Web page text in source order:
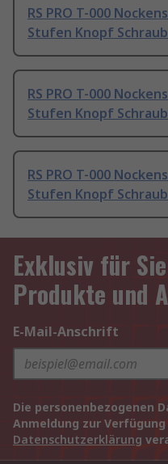
RS PRO T-000
Stufen Knopf
RS PRO T-000
Stufen Knopf
RS PRO T-000
Stufen Knopf
Exklusiv für
Produkte und
E-Mail-Anschrift
Die personenbezogenen
Anmeldung zur
Datenschutzerklärung